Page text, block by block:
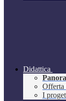
Didattica
Offerta
I